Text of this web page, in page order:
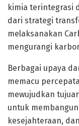
kimia terintegrasi
dari strategi
melaksanakan
mengurangi
Berbagai upaya
memacu
mewujudkan
untuk
kesejahteraan,